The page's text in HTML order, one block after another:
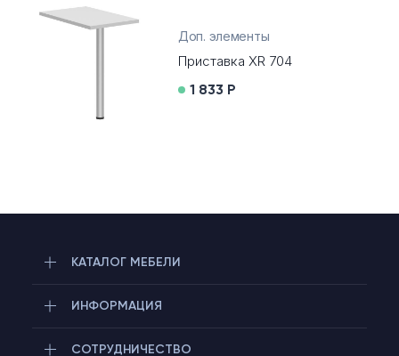
Доп. элементы
Приставка XR 704
1 833 Р
КАТАЛОГ МЕБЕЛИ
ИНФОРМАЦИЯ
СОТРУДНИЧЕСТВО